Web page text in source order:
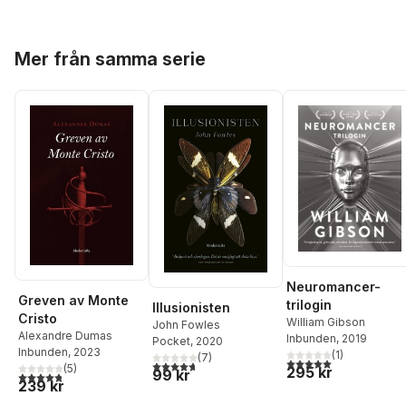
Mer från samma serie
Greven av Monte
Cristo
Alexandre Dumas
Inbunden, 2023
4,8utav 5 stjärnor. Totalt antal röster:
(5)
239 kr
Illusionisten
John Fowles
Pocket, 2020
4,7utav 5 stjärnor. Totalt antal röster:
(7)
99 kr
Neuromancer-
trilogin
William Gibson
Inbunden, 2019
5,0utav 5 stjärnor.
(1)
295 kr